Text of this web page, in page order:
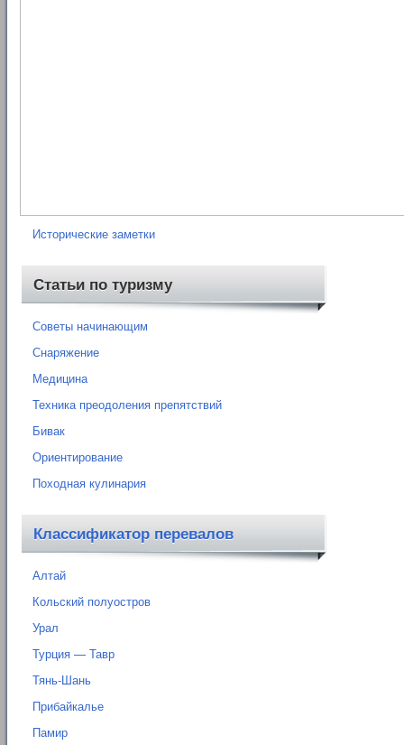
Исторические заметки
Статьи по туризму
Советы начинающим
Снаряжение
Медицина
Техника преодоления препятствий
Бивак
Ориентирование
Походная кулинария
Классификатор перевалов
Алтай
Кольский полуостров
Урал
Турция — Тавр
Тянь-Шань
Прибайкалье
Памир